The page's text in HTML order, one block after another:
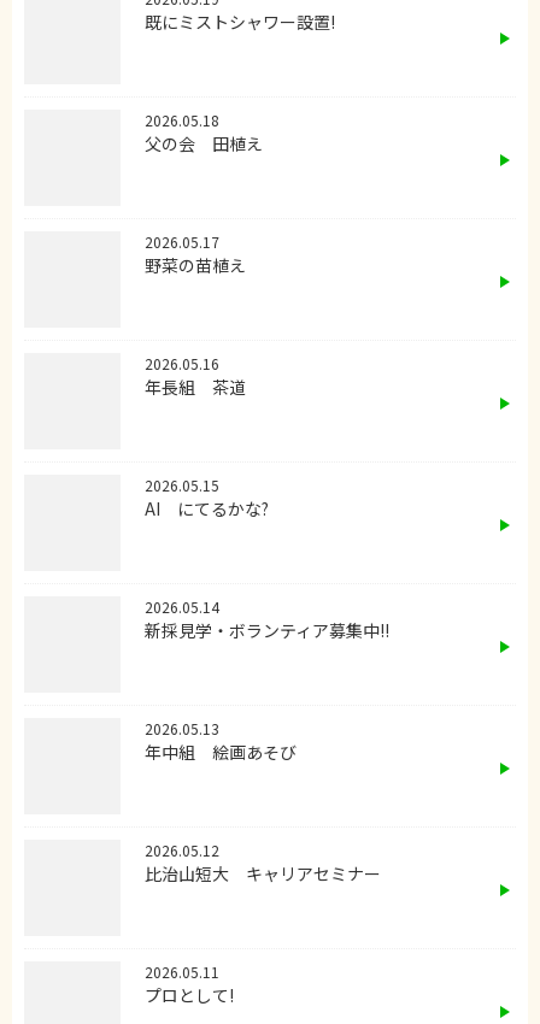
既にミストシャワー設置!
2026.05.18
父の会 田植え
2026.05.17
野菜の苗植え
2026.05.16
年長組 茶道
2026.05.15
AI にてるかな?
2026.05.14
新採見学・ボランティア募集中!!
2026.05.13
年中組 絵画あそび
2026.05.12
比治山短大 キャリアセミナー
2026.05.11
プロとして!